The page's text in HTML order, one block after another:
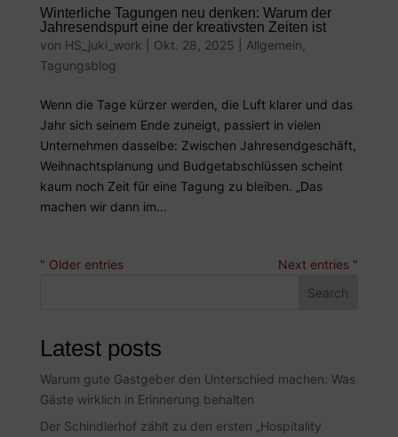
Winterliche Tagungen neu denken: Warum der
Jahresendspurt eine der kreativsten Zeiten ist
von HS_juki_work Okt. 28, 2025 Allgemein
Tagungsblog
Wenn die Tage kürzer werden, die Luft klarer und das
Jahr sich seinem Ende zuneigt, passiert in vielen
Unternehmen dasselbe: Zwischen Jahresendgeschäft,
Weihnachtsplanung und Budgetabschlüssen scheint
kaum noch Zeit für eine Tagung zu bleiben. „Das
machen wir dann im...
" Older entries
Next entries "
Search
Latest posts
Warum gute Gastgeber den Unterschied machen: Was
Gäste wirklich in Erinnerung behalten
Der Schindlerhof zählt zu den ersten „Hospitality